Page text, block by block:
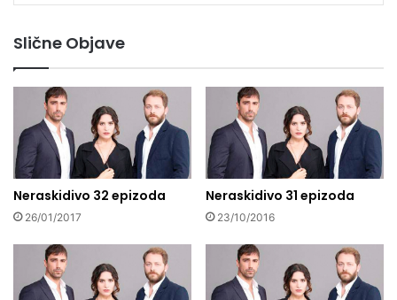
Slične Objave
Neraskidivo 32 epizoda
26/01/2017
Neraskidivo 31 epizoda
23/10/2016